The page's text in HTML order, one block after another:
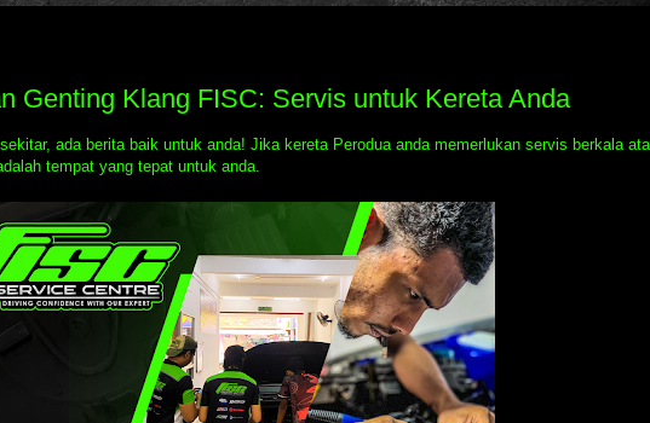
Genting Klang FISC: Servis untuk Kereta Anda
ada berita baik untuk anda! Jika kereta Perodua anda memerlukan servis berkala
tempat yang tepat untuk anda.